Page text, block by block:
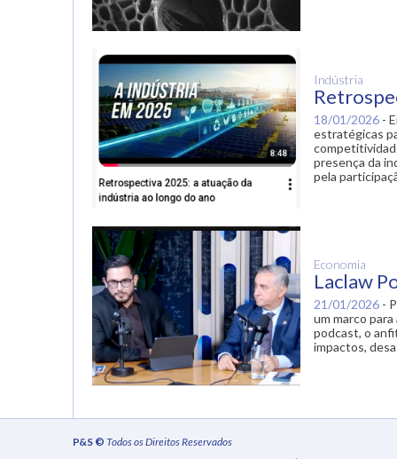
Indústria
18/01/2026 -
estratégicas
presença da
pela
Economia
Laclaw
21/01/2026 -
um marco
podcast, o
impactos,
P&S © Todos os Direitos Reservados